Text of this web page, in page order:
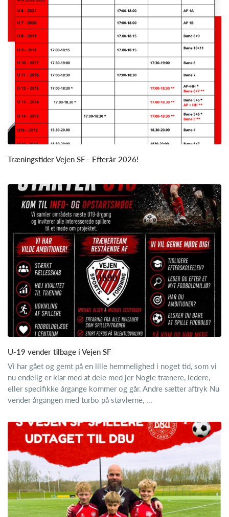
Træningstider Vejen SF - Efterår 2026!
U-19 vender tilbage i Vejen SF
Vi har gået og gemt på en lille hemmelighed i noget tid, som vi
nu endelig er klar med at dele med jer Nogle trænere, ledere,
eller specifikke årgange kommer og går. Andre sætter aftryk Nu
vender årgangen med turbo på støvlerne, ...